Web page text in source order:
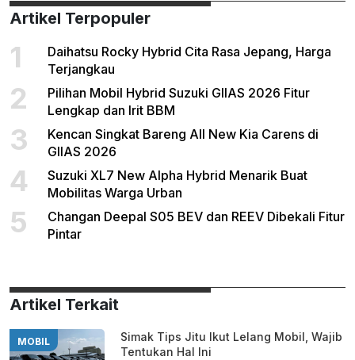
Artikel Terpopuler
1
Daihatsu Rocky Hybrid Cita Rasa Jepang, Harga
Terjangkau
2
Pilihan Mobil Hybrid Suzuki GIIAS 2026 Fitur
Lengkap dan Irit BBM
3
Kencan Singkat Bareng All New Kia Carens di
GIIAS 2026
4
Suzuki XL7 New Alpha Hybrid Menarik Buat
Mobilitas Warga Urban
5
Changan Deepal S05 BEV dan REEV Dibekali Fitur
Pintar
Artikel Terkait
MOBIL
Simak Tips Jitu Ikut Lelang Mobil, Wajib
Tentukan Hal Ini